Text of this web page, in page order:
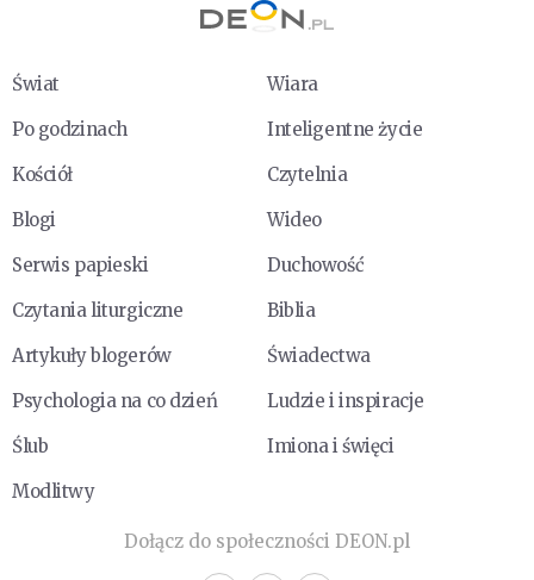
Świat
Wiara
Po godzinach
Inteligentne życie
Kościół
Czytelnia
Blogi
Wideo
Serwis papieski
Duchowość
Czytania liturgiczne
Biblia
Artykuły blogerów
Świadectwa
Psychologia na co dzień
Ludzie i inspiracje
Ślub
Imiona i święci
Modlitwy
Dołącz do społeczności DEON.pl